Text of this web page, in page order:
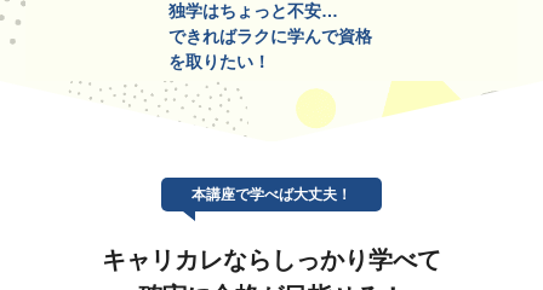
独学はちょっと不安…
できればラクに学んで資格
を取りたい！
本講座で学べば大丈夫！
キャリカレならしっかり学べて